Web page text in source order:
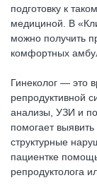
подготовку к
медициной. В
можно получить
комфортных
Гинеколог — это
репродуктивной
анализы, УЗИ и
помогает
структурные
пациентке
репродуктолога